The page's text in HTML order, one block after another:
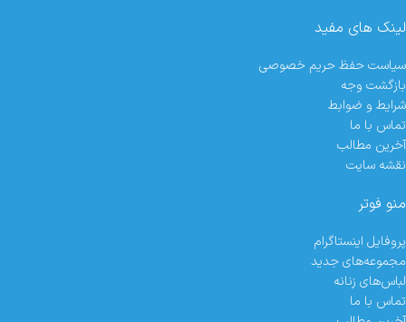
لینک های مفید
سیاست حفظ حریم خصوصی
بازگشت وجه
شرایط و ضوابط
تماس با ما
آخرین مطالب
نقشه سایت
منو فوتر
پروفایل اینستاگرام
مجموعه‌های جدید
لباس‌های زنانه
تماس با ما